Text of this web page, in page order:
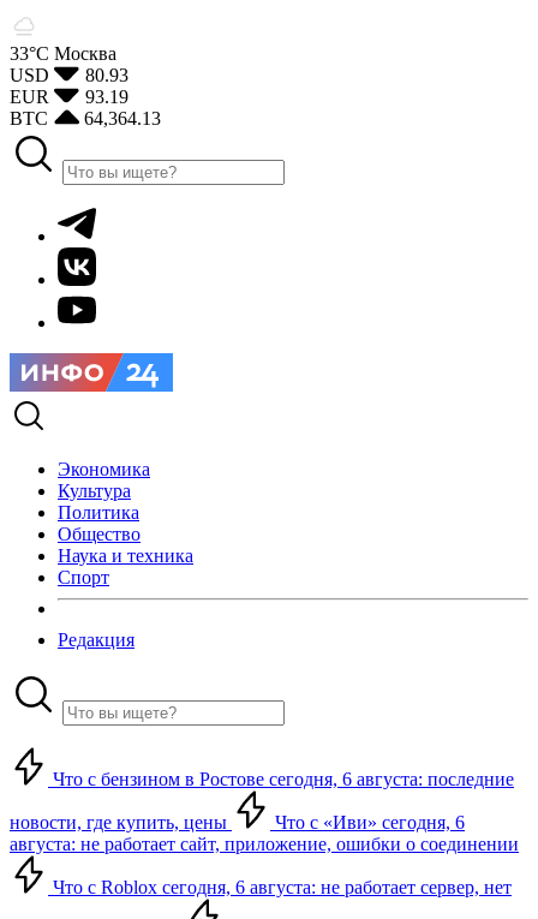
33°С Москва
USD
80.93
EUR
93.19
BTC
64,364.13
Экономика
Культура
Политика
Общество
Наука и техника
Спорт
Редакция
Что с бензином в Ростове сегодня, 6 августа: последние
новости, где купить, цены
Что с «Иви» сегодня, 6
августа: не работает сайт, приложение, ошибки о соединении
Что с Roblox сегодня, 6 августа: не работает сервер, нет